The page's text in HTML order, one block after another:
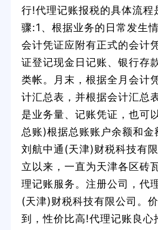
行!代理记账报税的具体流程
骤:1、根据业务的日常发生
会计凭证应附有正式的会计
证登记现金日记账、银行存
类帐。月末，根据全月会计
计汇总表，并根据会计汇总
是业务量、记账凭证，也可
总账)根据总账账户余额和金
刘航中通(天津)财税科技有
立以来，一直为天津各区砖
理记账服务。注册公司，代
(天津)财税科技有限公司。
到，性价比高!代理记账良心